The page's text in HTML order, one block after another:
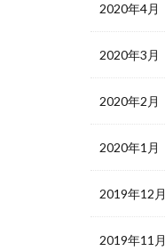
2020年4月
2020年3月
2020年2月
2020年1月
2019年12月
2019年11月